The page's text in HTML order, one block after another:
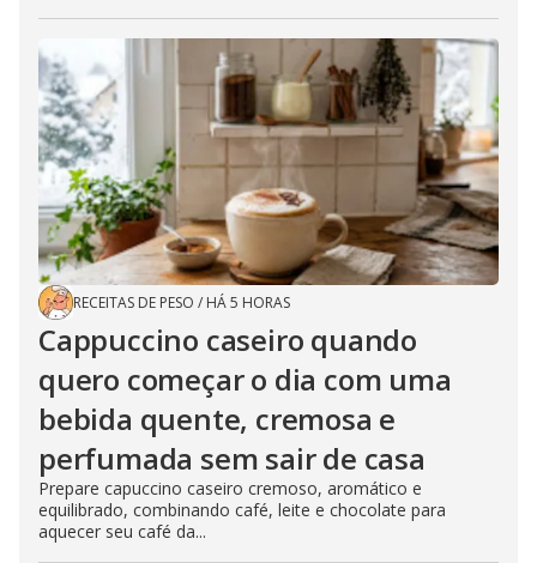
RECEITAS DE PESO / HÁ 5 HORAS
Cappuccino caseiro quando
quero começar o dia com uma
bebida quente, cremosa e
perfumada sem sair de casa
Prepare capuccino caseiro cremoso, aromático e
equilibrado, combinando café, leite e chocolate para
aquecer seu café da...